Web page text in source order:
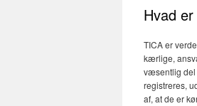
Hvad
TICA er
kærlige,
væsentlig del
registreres,
af, at de er